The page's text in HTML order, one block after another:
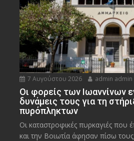
7 Αυγούστου 2026 admin admin
Οι φορείς των Ιωαννίνων
δυνάμεις τους για τη
πυρόπληκτων
Οι καταστροφικές πυρκαγιές που
και την Bοιωτία άφησαν πίσω